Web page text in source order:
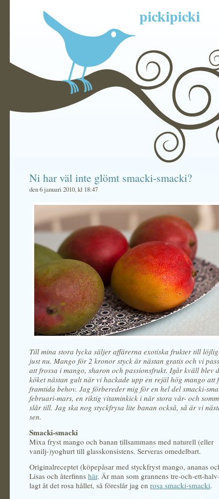
pickipicki
Ni har väl inte glömt smacki-smacki?
den 6 januari 2010, kl 18:47
Till mina stora lycka säljer affärerna exotiska frukter till
just nu. Mango för 2 kronor styck är nästan gratis och vi
att frossa i mango, sharon och passionsfrukt. Igår kväll blev
köket nästan gult när vi hackade upp en rejäl hög mango att
framtida behov. Jag förbereder mig för en hel del smacki-
februari-mars, en riktig vitaminkick i när stora vår- och
slår till. Jag ska nog styckfrysa lite banan också, så är vi
sen.
Smacki-smacki
Mixa fryst mango och banan tillsammans med naturell (eller
vanilj-)yoghurt till glasskonsistens. Serveras omedelbart.
Originalreceptet (köpepåsar med styckfryst mango, ananas
Lisas och återfinns här. Är man som grannens tre-och-ett-
lagt åt det rosa hållet, så föreslår jag en rosa smacki-smacki.